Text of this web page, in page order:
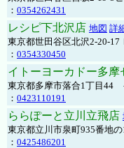
： 0354262431
レシピ下北沢店 地図 詳
東京都世田谷区北沢2-20-
： 0354330450
イトーヨーカドー多摩
東京都多摩市落合1丁目44
： 0423110191
ららぽーと立川立飛店
東京都立川市泉町935番地
： 0425486201